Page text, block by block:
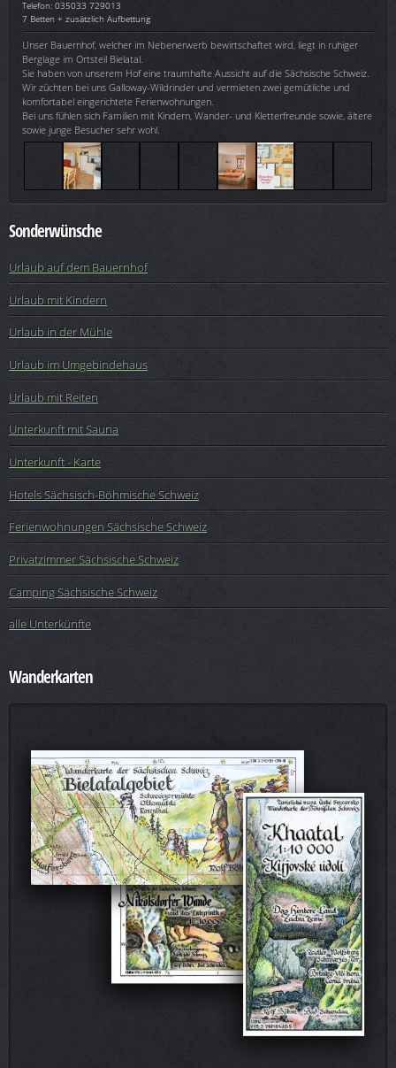
Telefon: 035033 729013
7 Betten + zusätzlich Aufbettung
Unser Bauernhof, welcher im Nebenerwerb bewirtschaftet wird, liegt in ruhiger
Berglage im Ortsteil Bielatal.
Sie haben von unserem Hof eine traumhafte Aussicht auf die Sächsische Schweiz.
Wir züchten bei uns Galloway-Wildrinder und vermieten zwei gemütliche und
komfortabel eingerichtete Ferienwohnungen.
Bei uns fühlen sich Familien mit Kindern, Wander- und Kletterfreunde sowie, ältere
sowie junge Besucher sehr wohl.
Sonderwünsche
Urlaub auf dem Bauernhof
Urlaub mit Kindern
Urlaub in der Mühle
Urlaub im Umgebindehaus
Urlaub mit Reiten
Unterkunft mit Sauna
Unterkunft - Karte
Hotels Sächsisch-Böhmische Schweiz
Ferienwohnungen Sächsische Schweiz
Privatzimmer Sächsische Schweiz
Camping Sächsische Schweiz
alle Unterkünfte
Wanderkarten